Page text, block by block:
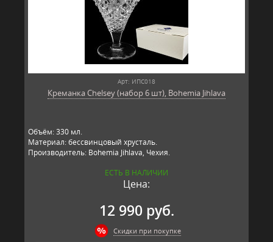
Арт: ИПС018
Креманка Chelsey (набор 6 шт), Bohemia Jihlava
Объём: 330 мл.
Материал: бессвинцовый хрусталь.
Производитель: Bohemia Jihlava, Чехия.
ЕСТЬ В НАЛИЧИИ
Цена:
12 990 руб.
Скидки при покупке